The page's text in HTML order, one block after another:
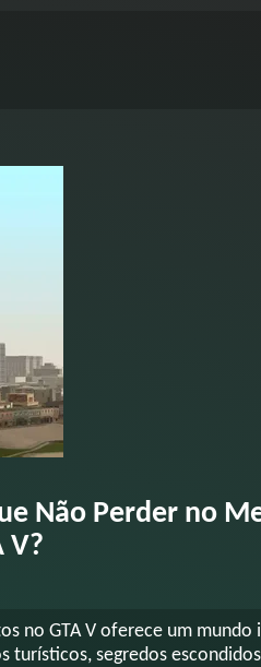
Não Perder no
V?
no GTA V oferece um
segredos